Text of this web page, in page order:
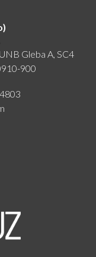
Gleba A, SC4
900